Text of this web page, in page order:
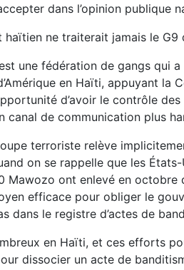
dans l’opinion
haïtien ne traiterait jamais le
une fédération de gangs qui
en Haïti, appuyant
d’avoir le contrôle
canal de communication plus
terroriste relève
on se rappelle que les
Mawozo ont enlevé en
efficace pour obliger le
dans le registre d’actes de
en Haïti, et ces efforts
dissocier un acte de